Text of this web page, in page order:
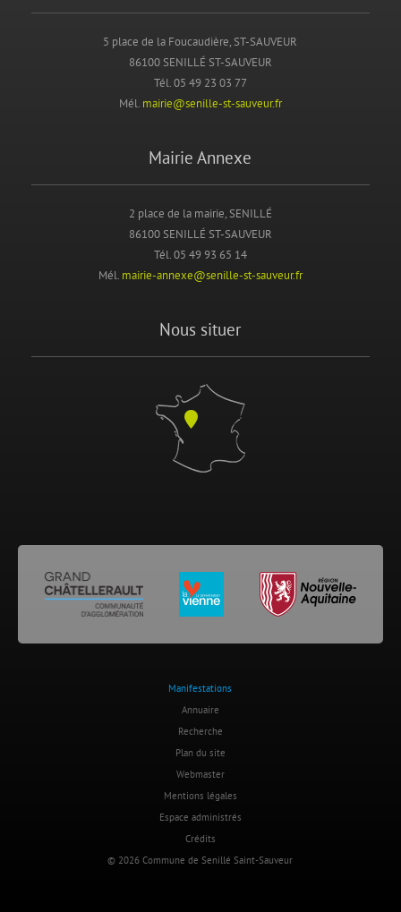
5 place de la Foucaudière, ST-SAUVEUR
86100 SENILLÉ ST-SAUVEUR
Tél. 05 49 23 03 77
Mél. mairie@senille-st-sauveur.fr
Mairie Annexe
2 place de la mairie, SENILLÉ
86100 SENILLÉ ST-SAUVEUR
Tél. 05 49 93 65 14
Mél. mairie-annexe@senille-st-sauveur.fr
Nous situer
Manifestations
Annuaire
Recherche
Plan du site
Webmaster
Mentions légales
Espace administrés
Crédits
© 2026 Commune de Senillé Saint-Sauveur